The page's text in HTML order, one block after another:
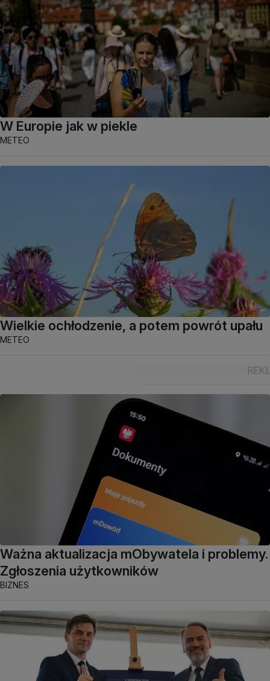
W Europie jak w piekle
METEO
Wielkie ochłodzenie, a potem powrót upału
METEO
Ważna aktualizacja mObywatela i problemy.
Zgłoszenia użytkowników
BIZNES